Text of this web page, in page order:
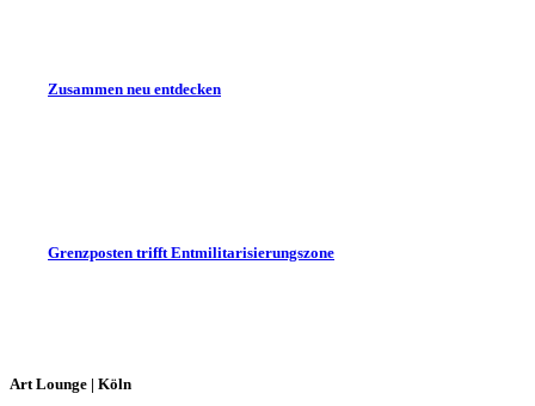
Zusammen neu entdecken
Grenzposten trifft Entmilitarisierungszone
Art Lounge | Köln